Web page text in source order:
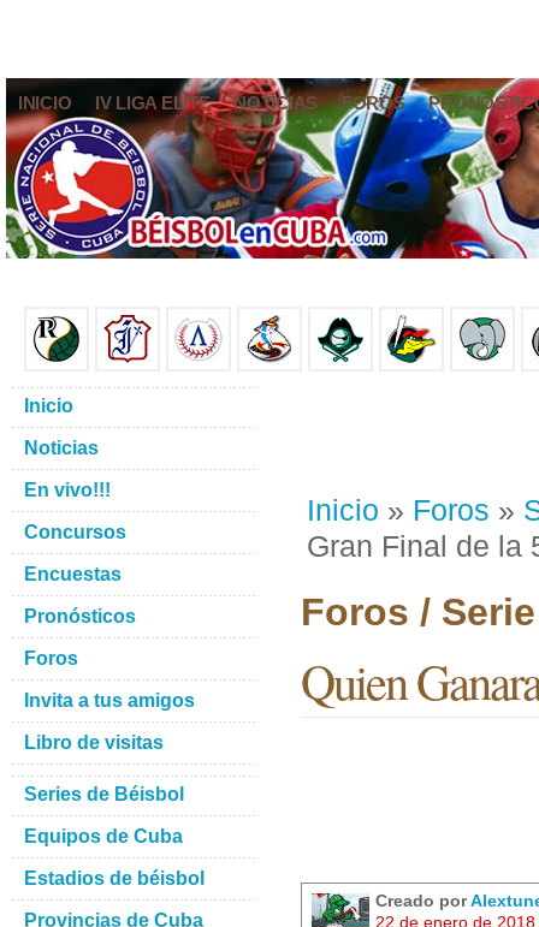
INICIO IV LIGA ELITE NOTICIAS FOROS
Inicio » Foros »
Gran Final de la
Foros /
Quien
Creado por
22 de enero de
Inicio
Noticias
En vivo!!!
Concursos
Encuestas
Pronósticos
Foros
Invita a tus amigos
Libro de visitas
Series de Béisbol
Equipos de Cuba
Estadios de béisbol
Provincias de Cuba